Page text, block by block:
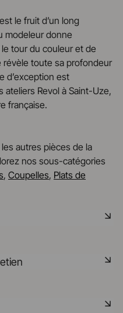
est le fruit d’un long
modeleur donne
tour du couleur et de
révèle toute sa profondeur
d’exception est
Revol à Saint-Uze,
française.
autres pièces de la
nos sous-catégories
, Coupelles, Plats de
des mêmes qualités